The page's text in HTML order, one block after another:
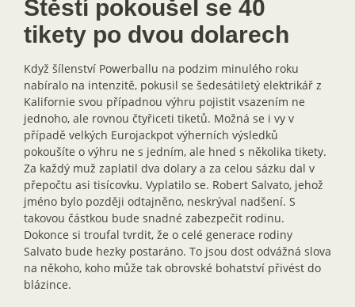
Štěstí pokoušel se 40
tikety po dvou dolarech
Když šílenství Powerballu na podzim minulého roku
nabíralo na intenzitě, pokusil se šedesátiletý elektrikář z
Kalifornie svou případnou výhru pojistit vsazením ne
jednoho, ale rovnou čtyřiceti tiketů. Možná se i vy v
případě velkých Eurojackpot výherních výsledků
pokoušíte o výhru ne s jedním, ale hned s několika tikety.
Za každý muž zaplatil dva dolary a za celou sázku dal v
přepočtu asi tisícovku. Vyplatilo se. Robert Salvato, jehož
jméno bylo později odtajněno, neskrýval nadšení. S
takovou částkou bude snadné zabezpečit rodinu.
Dokonce si troufal tvrdit, že o celé generace rodiny
Salvato bude hezky postaráno. To jsou dost odvážná slova
na někoho, koho může tak obrovské bohatství přivést do
blázince.